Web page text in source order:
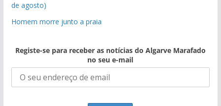
de agosto)
Homem morre junto a praia
Registe-se para receber as notícias do Algarve Marafado
no seu e-mail